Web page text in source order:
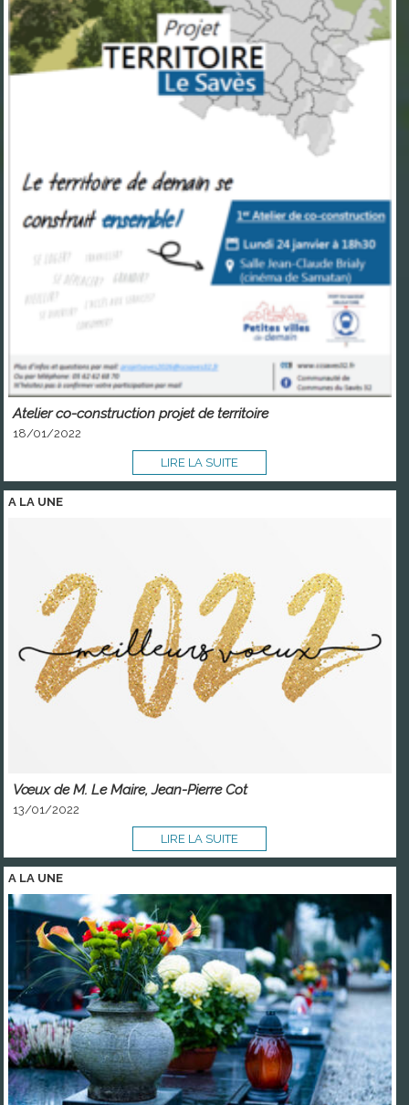
Atelier co-construction projet de territoire
18/01/2022
LIRE LA SUITE
A LA UNE
Vœux de M. Le Maire, Jean-Pierre Cot
13/01/2022
LIRE LA SUITE
A LA UNE